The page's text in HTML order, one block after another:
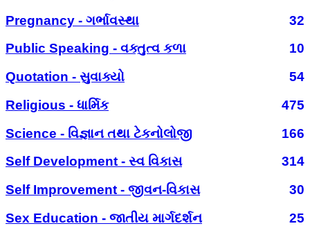
Pregnancy - ગર્ભાવસ્થા
32
Public Speaking - વક્તુત્વ કળા
10
Quotation - સુવાક્યો
54
Religious - ધાર્મિક
475
Science - વિજ્ઞાન તથા ટેકનોલોજી
166
Self Development - સ્વ વિકાસ
314
Self Improvement - જીવન-વિકાસ
30
Sex Education - જાતીય માર્ગદર્શન
25